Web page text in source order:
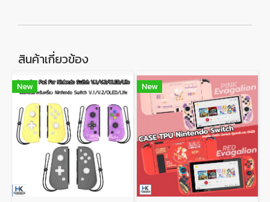
สินค้าเกี่ยวข้อง
New New